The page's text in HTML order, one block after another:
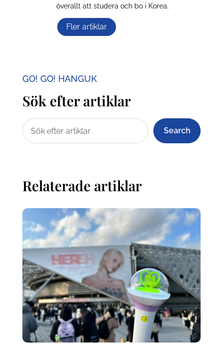
överallt att studera och bo i Korea.
Fler artiklar
GO! GO! HANGUK
Sök efter artiklar
Search
Relaterade artiklar